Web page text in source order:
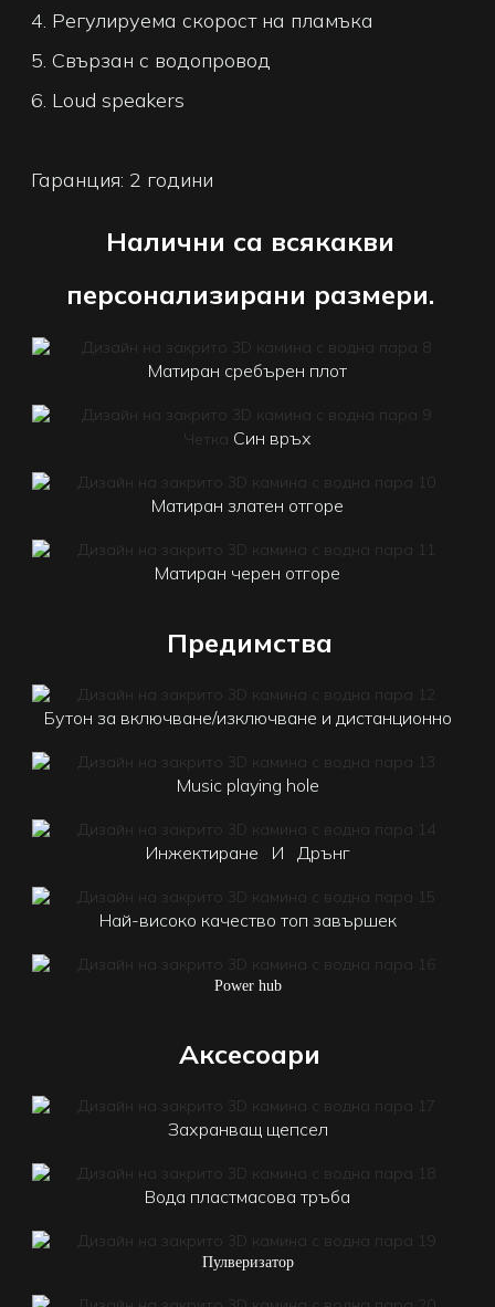
4. Регулируема скорост на пламъка
5. Свързан с водопровод
6. Loud speakers
Гаранция: 2 години
Налични са всякакви
персонализирани размери.
Матиран сребърен плот
Четка Син връх
Матиран златен отгоре
Матиран черен отгоре
Предимства
Бутон за включване/изключване и дистанционно
Music playing hole
Инжектиране И Дрънг
Най-високо качество топ завършек
Power hub
Аксесоари
Захранващ щепсел
Вода пластмасова тръба
Пулверизатор